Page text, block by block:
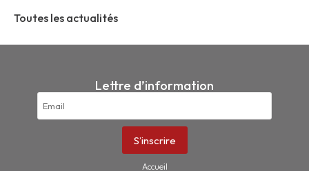
Toutes les actualités
Lettre d’information
Accueil